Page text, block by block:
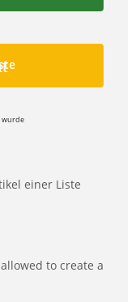
wurde
einer Liste
to create a